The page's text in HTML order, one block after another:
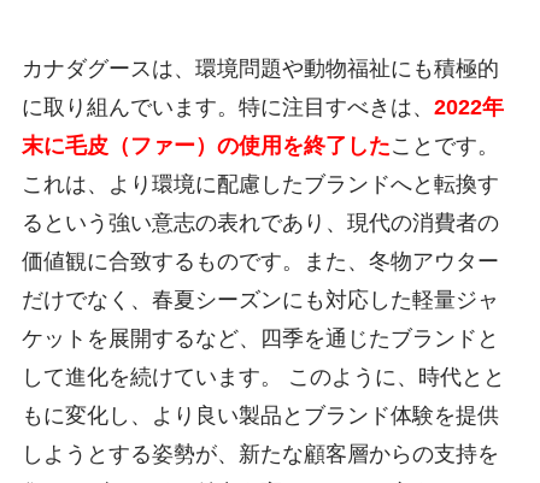
カナダグースは、環境問題や動物福祉にも積極的
に取り組んでいます。特に注目すべきは、 2022年
末に毛皮（ファー）の使用を終了したことです。
これは、より環境に配慮したブランドへと転換す
るという強い意志の表れであり、現代の消費者の
価値観に合致するものです。また、冬物アウター
だけでなく、春夏シーズンにも対応した軽量ジャ
ケットを展開するなど、四季を通じたブランドと
して進化を続けています。 このように、時代とと
もに変化し、より良い製品とブランド体験を提供
しようとする姿勢が、新たな顧客層からの支持を